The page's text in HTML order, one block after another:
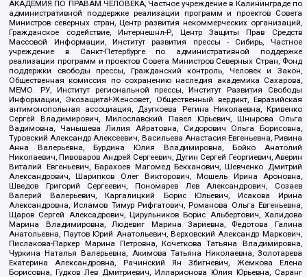
АКАДЕМИЯ ПО ПРАВАМ ЧЕЛОВЕКА, Частное учреждение в Калининграде по
административной поддержке реализации программ и проектов Совета
Министров северных стран, Центр развития некоммерческих организаций,
Гражданское содействие, Интернешнл-Р, Центр Защиты Прав Средств
Массовой Информации, Институт развития прессы - Сибирь, Частное
учреждение в Санкт-Петербурге по административной поддержке
реализации программ и проектов Совета Министров Северных Стран, Фонд
поддержки свободы прессы, Гражданский контроль, Человек и Закон,
Общественная комиссия по сохранению наследия академика Сахарова,
МЕМО. РУ, Институт региональной прессы, Институт Развития Свободы
Информации, Экозащита!-Женсовет, Общественный вердикт, Евразийская
антимонопольная ассоциация, Дзугкоева Регина Николаевна, Кривенко
Сергей Владимирович, Милославский Павел Юрьевич, Шнырова Ольга
Вадимовна, Чанышева Лилия Айратовна, Сидорович Ольга Борисовна,
Туровский Александр Алексеевич, Васильева Анастасия Евгеньевна, Ривина
Анна Валерьевна, Бурдина Юлия Владимировна, Бойко Анатолий
Николаевич, Пивоваров Андрей Сергеевич, Дугин Сергей Георгиевич, Аверин
Виталий Евгеньевич, Барахоев Магомед Бекханович, Шевченко Дмитрий
Александрович, Шарипков Олег Викторович, Мошель Ирина Ароновна,
Шведов Григорий Сергеевич, Пономарев Лев Александрович, Созаев
Валерий Валерьевич, Каргалицкий Борис Юльевич, Исакова Ирина
Александровна, Исламов Тимур Рифгатович, Романова Ольга Евгеньевна,
Щаров Сергей Алексадрович, Цирульников Борис Альбертович, Халидова
Марина Владимировна, Людевиг Марина Зариевна, Федотова Галина
Анатольевна, Паутов Юрий Анатольевич, Верховский Александр Маркович,
Пислакова-Паркер Марина Петровна, Кочеткова Татьяна Владимировна,
Чуркина Наталья Валерьевна, Акимова Татьяна Николаевна, Золотарева
Екатерина Александровна, Рачинский Ян Збигневич, Жемкова Елена
Борисовна, Гудков Лев Дмитриевич, Илларионова Юлия Юрьевна, Саранг